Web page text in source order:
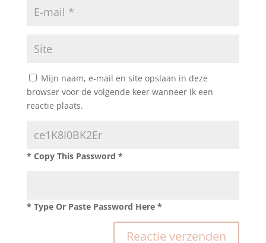
Mijn naam, e-mail en site opslaan in deze
browser voor de volgende keer wanneer ik een
reactie plaats.
* Copy This Password *
* Type Or Paste Password Here *